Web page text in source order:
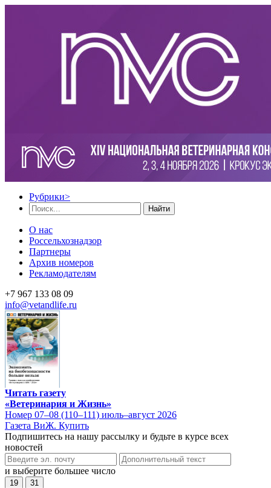
Рубрики>
Найти
О нас
Россельхознадзор
Партнеры
Архив номеров
Рекламодателям
+7 967 133 08 09
info@vetandlife.ru
Читать газету
«Ветеринария и Жизнь»
Номер 07–08 (110–111) июль–август 2026
Газета ВиЖ. Купить
Подпишитесь на нашу рассылку и будьте в курсе всех
новостей
и выберите большее число
19 31